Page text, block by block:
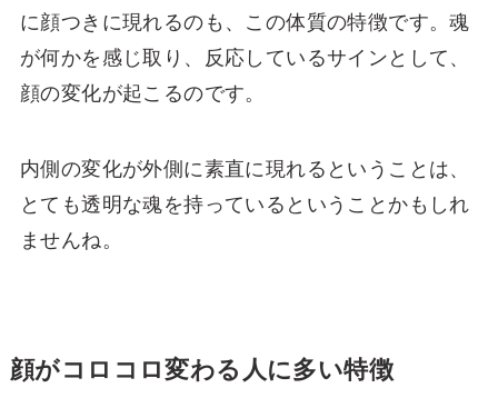
に顔つきに現れるのも、この体質の特徴です。魂
が何かを感じ取り、反応しているサインとして、
顔の変化が起こるのです。
内側の変化が外側に素直に現れるということは、
とても透明な魂を持っているということかもしれ
ませんね。
顔がコロコロ変わる人に多い特徴